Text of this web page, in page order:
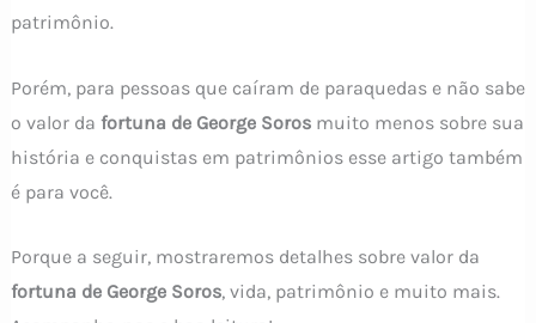
patrimônio.
Porém, para pessoas que caíram de paraquedas e não sabe
o valor da fortuna de George Soros muito menos sobre sua
história e conquistas em patrimônios esse artigo também
é para você.
Porque a seguir, mostraremos detalhes sobre valor da
fortuna de George Soros, vida, patrimônio e muito mais.